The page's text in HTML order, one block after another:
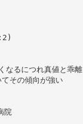
なるにつれ真値と乖離
てその傾向が強い
院